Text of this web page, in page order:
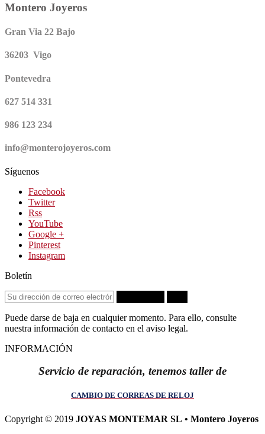
Montero Joyeros
Gran Via 22 Bajo
36203 Vigo
Pontevedra
627 514 331
986 123 234
info@monterojoyeros.com
Síguenos
Facebook
Twitter
Rss
YouTube
Google +
Pinterest
Instagram
Boletín
Puede darse de baja en cualquier momento. Para ello, consulte
nuestra información de contacto en el aviso legal.
INFORMACIÓN
Servicio de reparación, tenemos taller de
CAMBIO DE CORREAS DE RELOJ
Copyright © 2019 JOYAS MONTEMAR SL • Montero Joyeros